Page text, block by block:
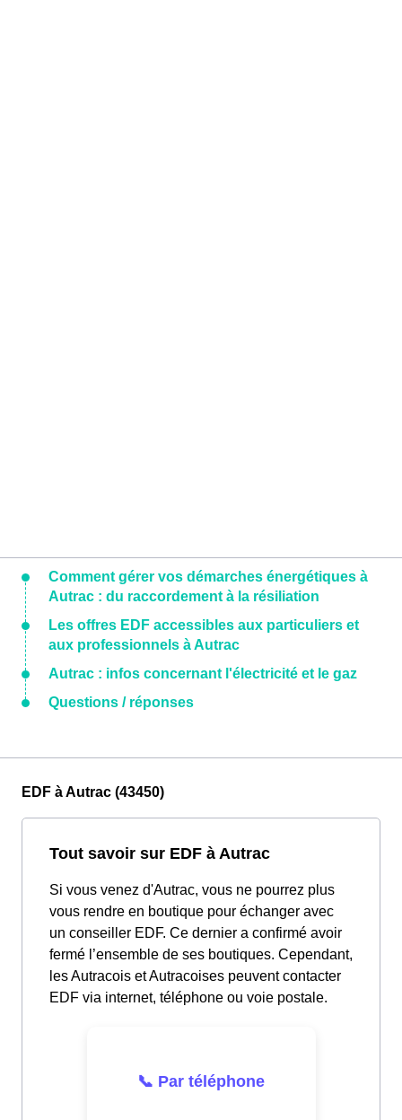
Comment gérer vos démarches énergétiques à
Autrac : du raccordement à la résiliation
Les offres EDF accessibles aux particuliers et
aux professionnels à Autrac
Autrac : infos concernant l'électricité et le gaz
Questions / réponses
EDF à Autrac (43450)
Tout savoir sur EDF à Autrac
Si vous venez d'Autrac, vous ne pourrez plus
vous rendre en boutique pour échanger avec
un conseiller EDF. Ce dernier a confirmé avoir
fermé l’ensemble de ses boutiques. Cependant,
les Autracois et Autracoises peuvent contacter
EDF via internet, téléphone ou voie postale.
📞 Par téléphone